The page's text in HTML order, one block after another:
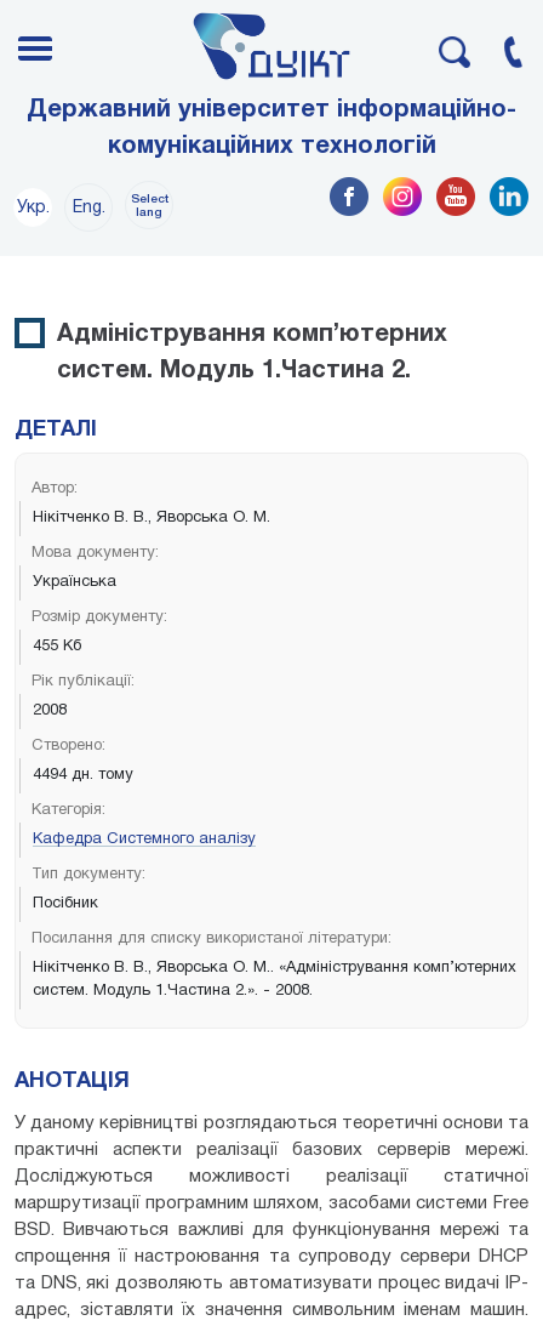
Державний університет інформаційно-
комунікаційних технологій
Укр. Eng.
Select
lang
Адміністрування комп’ютерних
систем. Модуль 1.Частина 2.
ДЕТАЛІ
Автор:
Нікітченко В. В., Яворська О. М.
Мова документу:
Українська
Розмір документу:
455 Кб
Рік публікації:
2008
Створено:
4494 дн. тому
Категорія:
Кафедра Системного аналізу
Тип документу:
Посібник
Посилання для списку використаної літератури:
Нікітченко В. В., Яворська О. М.. «Адміністрування комп’ютерних
систем. Модуль 1.Частина 2.». - 2008.
АНОТАЦІЯ
У даному керівництві розглядаються теоретичні основи та
практичні аспекти реалізації базових серверів мережі.
Досліджуються можливості реалізації статичної
маршрутизації програмним шляхом, засобами системи Free
BSD. Вивчаються важливі для функціонування мережі та
спрощення її настроювання та супроводу сервери DНСР
та DNS, які дозволяють автоматизувати процес видачі ІР-
адрес, зіставляти їх значення символьним іменам машин.